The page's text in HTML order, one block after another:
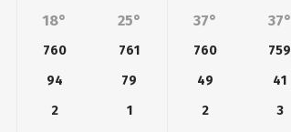
18° 25° 37° 37°
760 761 760 759
94 79 49 41
2 1 2 3